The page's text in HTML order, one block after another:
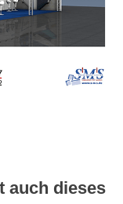
auch dieses